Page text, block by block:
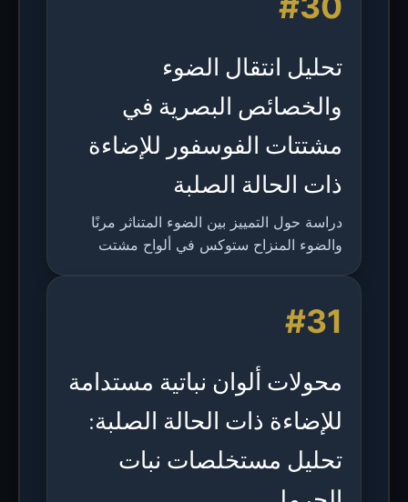
تحليل انتقال الضوء
والخصائص البصرية في
مشتتات الفوسفور للإضاءة
ذات الحالة الصلبة
دراسة حول التمييز بين الضوء المتناثر مرنًا
والضوء المنزاح ستوكس في ألواح مشتت
#31
محولات ألوان نباتية مستدامة
للإضاءة ذات الحالة الصلبة:
تحليل مستخلصات نبات